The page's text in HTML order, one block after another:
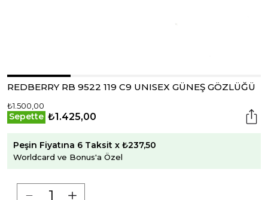
REDBERRY RB 9522 119 C9 UNISEX GÜNEŞ GÖZLÜĞÜ
₺1.500,00
Sepette ₺1.425,00
Peşin Fiyatına 6 Taksit x ₺237,50
Worldcard ve Bonus'a Özel